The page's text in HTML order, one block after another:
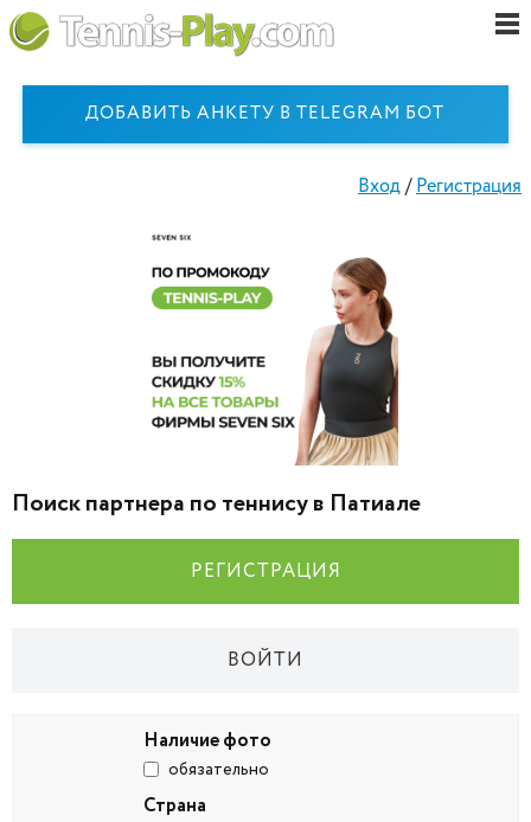
ДОБАВИТЬ АНКЕТУ В TELEGRAM БОТ
Вход/Регистрация
Поиск партнера по теннису в Патиале
РЕГИСТРАЦИЯ
ВОЙТИ
Наличие фото
обязательно
Страна